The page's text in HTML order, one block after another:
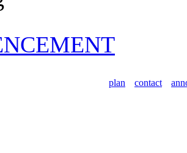
plan contact